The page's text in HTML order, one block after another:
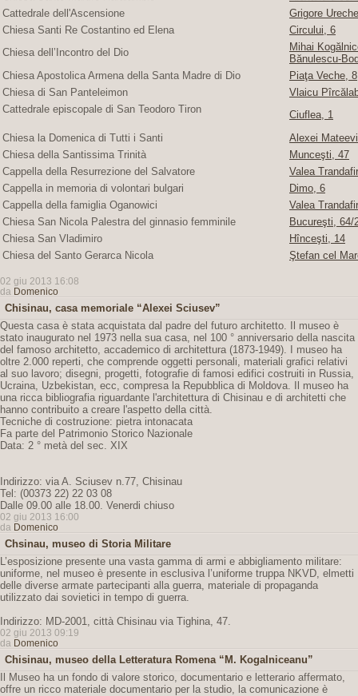
Cattedrale dell'Ascensione
Grigore
Chiesa Santi Re Costantino ed Elena
Circului, 6
Chiesa dell’Incontro del Dio
Mihai
Bănulescu-
Chiesa Apostolica Armena della Santa Madre di Dio
Piaţa Veche, 8
Chiesa di San Panteleimon
Vlaicu
Cattedrale episcopale di San Teodoro Tiron
Ciuflea, 1
Chiesa la Domenica di Tutti i Santi
Alexei
Chiesa della Santissima Trinità
Munceşti, 47
Cappella della Resurrezione del Salvatore
Valea
Cappella in memoria di volontari bulgari
Dimo, 6
Cappella della famiglia Oganowici
Valea
Chiesa San Nicola Palestra del ginnasio femminile
Bucureşti, 64/
Chiesa San Vladimiro
Hînceşti, 14
Chiesa del Santo Gerarca Nicola
Ştefan cel
02 giu 2013 16:08
da Domenico
Chisinau, casa memoriale “Alexei Sciusev”
Questa casa è stata acquistata dal padre del futuro architetto. Il museo è
stato inaugurato nel 1973 nella sua casa, nel 100 ° anniversario della nascita
del famoso architetto, accademico di architettura (1873-1949). I museo ha
oltre 2.000 reperti, che comprende oggetti personali, materiali grafici relativi
al suo lavoro; disegni, progetti, fotografie di famosi edifici costruiti in Russia,
Ucraina, Uzbekistan, ecc, compresa la Repubblica di Moldova. Il museo ha
una ricca bibliografia riguardante l'architettura di Chisinau e di architetti che
hanno contribuito a creare l'aspetto della città.
Tecniche di costruzione: pietra intonacata
Fa parte del Patrimonio Storico Nazionale
Data: 2 ° metà del sec. XIX
Indirizzo: via A. Sciusev n.77, Chisinau
Tel: (00373 22) 22 03 08
Dalle 09.00 alle 18.00. Venerdi chiuso
02 giu 2013 16:00
da Domenico
Chsinau, museo di Storia Militare
L’esposizione presente una vasta gamma di armi e abbigliamento militare:
uniforme, nel museo è presente in esclusiva l’uniforme truppa NKVD, elmetti
delle diverse armate partecipanti alla guerra, materiale di propaganda
utilizzato dai sovietici in tempo di guerra.
Indirizzo: MD-2001, città Chisinau via Tighina, 47.
02 giu 2013 09:19
da Domenico
Chisinau, museo della Letteratura Romena “M. Kogalniceanu”
Il Museo ha un fondo di valore storico, documentario e letterario affermato,
offre un ricco materiale documentario per la studio, la comunicazione è